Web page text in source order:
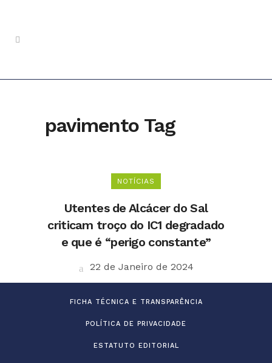
pavimento Tag
NOTÍCIAS
Utentes de Alcácer do Sal
criticam troço do IC1 degradado
e que é “perigo constante”
22 de Janeiro de 2024
FICHA TÉCNICA E TRANSPARÊNCIA
POLÍTICA DE PRIVACIDADE
ESTATUTO EDITORIAL